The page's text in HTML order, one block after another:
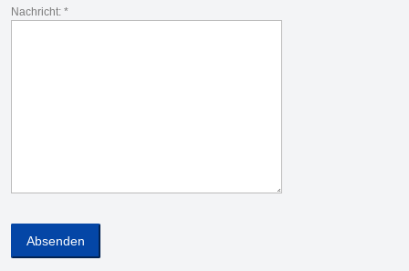
Nachricht: *